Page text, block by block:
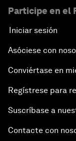
Participe en el
Iniciar sesión
Asóciese con
Conviértase en
Regístrese para
Suscríbase a
Contacte con